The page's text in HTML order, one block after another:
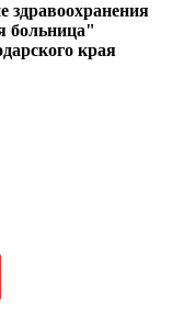
здравоохранения
больница"
края